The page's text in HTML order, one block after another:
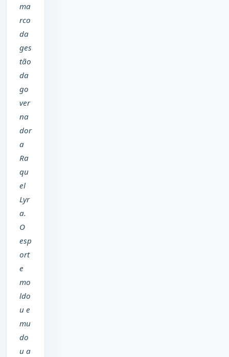
ma
rco
da
ges
tão
da
go
ver
na
dor
a
Ra
qu
el
Lyr
a.
O
esp
ort
e
mo
ldo
u e
mu
do
u a